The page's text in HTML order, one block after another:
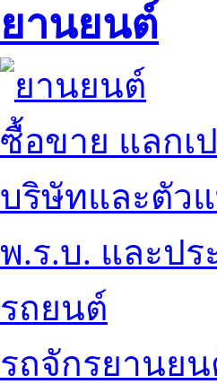
ยานยนต์
ซื้อขาย แลกเ
บริษัทและตัว
พ.ร.บ. และป
รถยนต์
รถจักรยานย